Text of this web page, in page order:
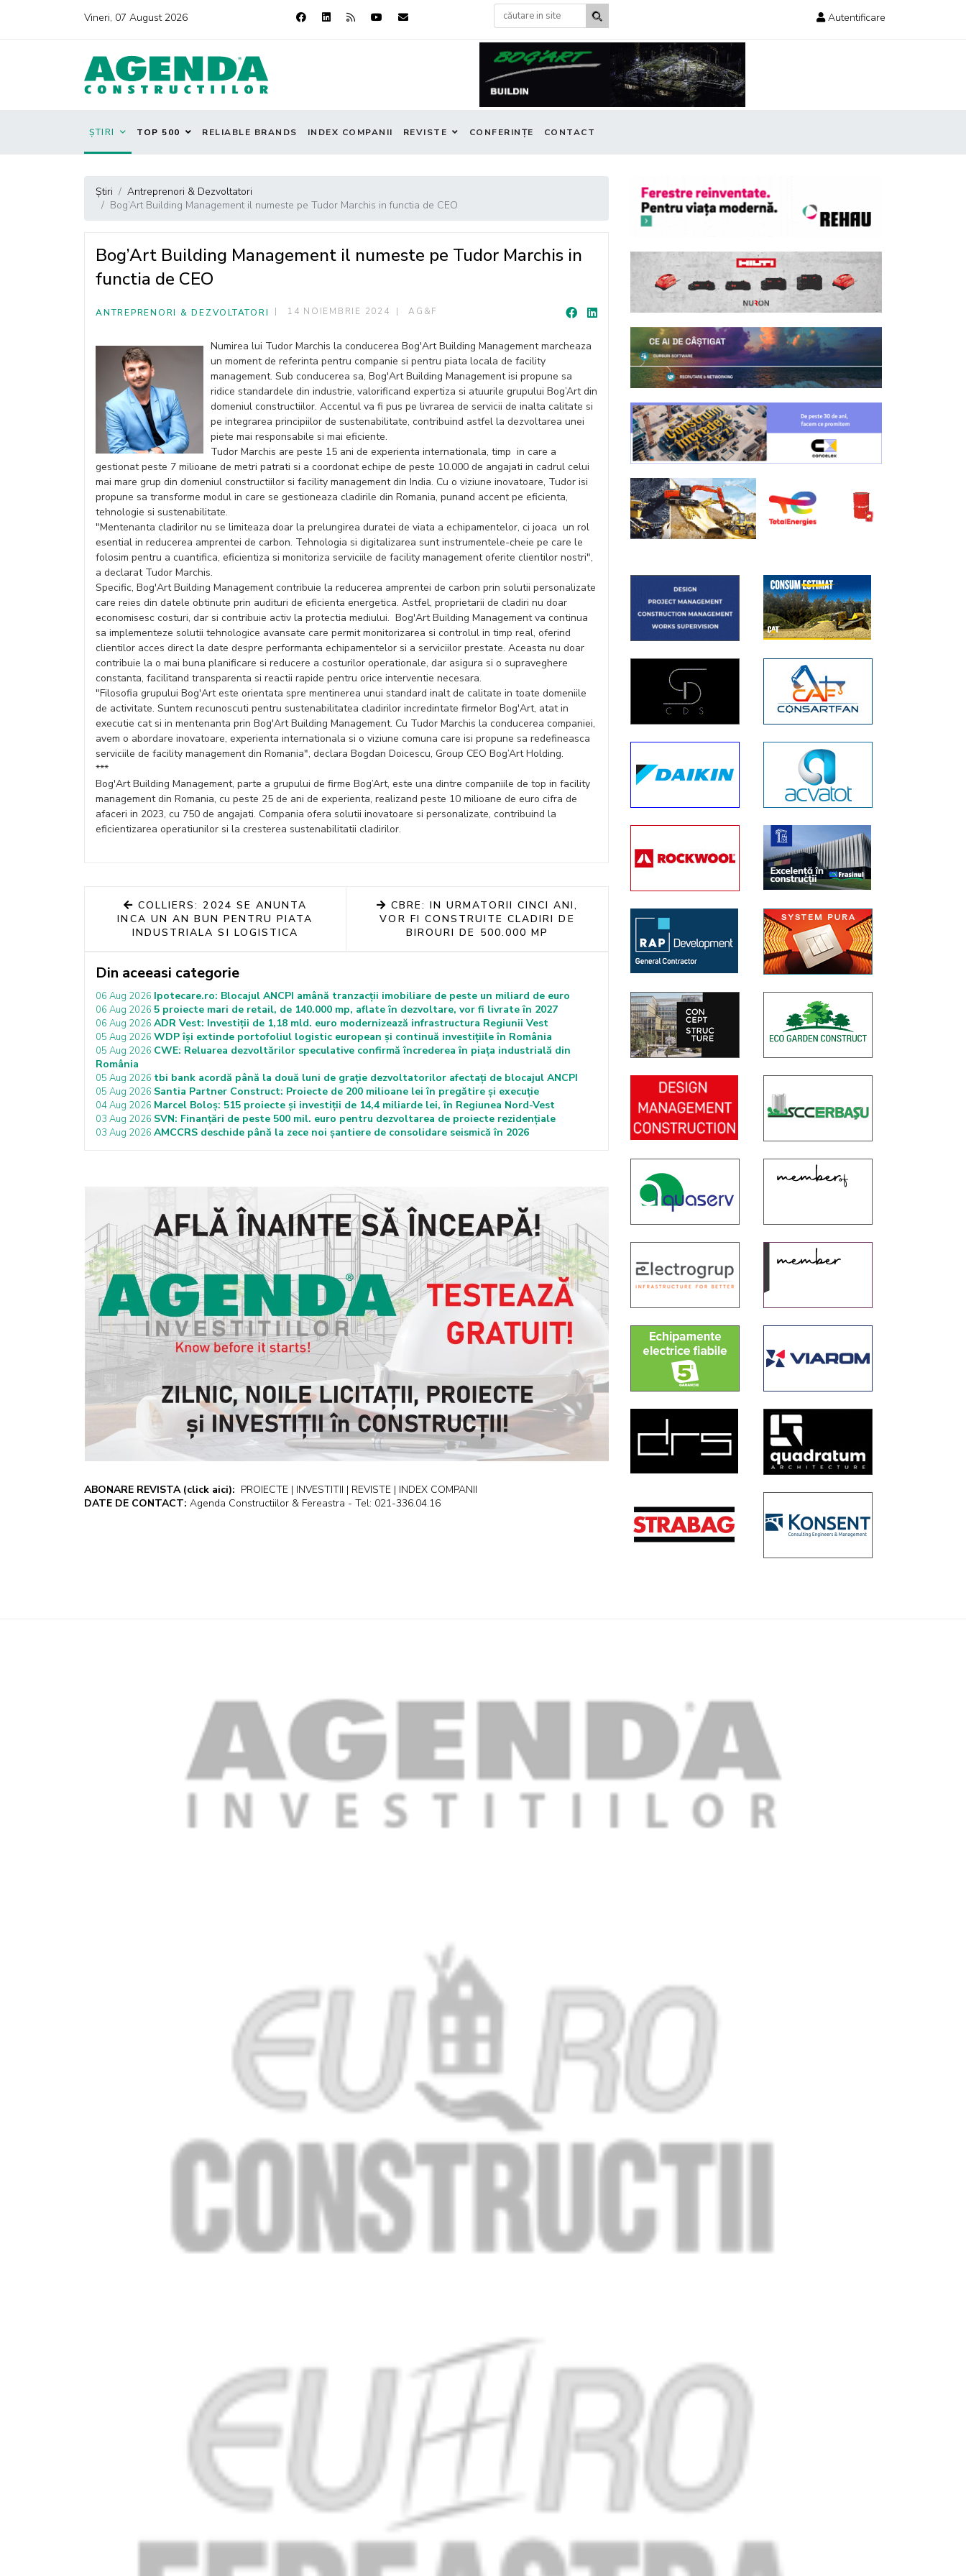
Vineri, 07 August 2026 Autentificare
ȘTIRI TOP 500 RELIABLE BRANDS INDEX COMPANII REVISTE CONFERINȚE CONTACT
Știri
Antreprenori & Dezvoltatori
Bog’Art Building Management il numeste pe Tudor Marchis in functia de CEO
Bog’Art Building Management il numeste pe Tudor Marchis in
functia de CEO
ANTREPRENORI & DEZVOLTATORI 14 NOIEMBRIE 2024 AG&F
Numirea lui Tudor Marchis la conducerea Bog'Art Building Management marcheaza
un moment de referinta pentru companie si pentru piata locala de facility
management. Sub conducerea sa, Bog'Art Building Management isi propune sa
ridice standardele din industrie, valorificand expertiza si atuurile grupului Bog’Art din
domeniul constructiilor. Accentul va fi pus pe livrarea de servicii de inalta calitate si
pe integrarea principiilor de sustenabilitate, contribuind astfel la dezvoltarea unei
piete mai responsabile si mai eficiente.
Tudor Marchis are peste 15 ani de experienta internationala, timp in care a
gestionat peste 7 milioane de metri patrati si a coordonat echipe de peste 10.000 de angajati in cadrul celui
mai mare grup din domeniul constructiilor si facility management din India. Cu o viziune inovatoare, Tudor isi
propune sa transforme modul in care se gestioneaza cladirile din Romania, punand accent pe eficienta,
tehnologie si sustenabilitate.
"Mentenanta cladirilor nu se limiteaza doar la prelungirea duratei de viata a echipamentelor, ci joaca un rol
esential in reducerea amprentei de carbon. Tehnologia si digitalizarea sunt instrumentele-cheie pe care le
folosim pentru a cuantifica, eficientiza si monitoriza serviciile de facility management oferite clientilor nostri",
a declarat Tudor Marchis.
Specific, Bog'Art Building Management contribuie la reducerea amprentei de carbon prin solutii personalizate
care reies din datele obtinute prin audituri de eficienta energetica. Astfel, proprietarii de cladiri nu doar
economisesc costuri, dar si contribuie activ la protectia mediului. Bog'Art Building Management va continua
sa implementeze solutii tehnologice avansate care permit monitorizarea si controlul in timp real, oferind
clientilor acces direct la date despre performanta echipamentelor si a serviciilor prestate. Aceasta nu doar
contribuie la o mai buna planificare si reducere a costurilor operationale, dar asigura si o supraveghere
constanta, facilitand transparenta si reactii rapide pentru orice interventie necesara.
"Filosofia grupului Bog'Art este orientata spre mentinerea unui standard inalt de calitate in toate domeniile
de activitate. Suntem recunoscuti pentru sustenabilitatea cladirilor incredintate firmelor Bog'Art, atat in
executie cat si in mentenanta prin Bog'Art Building Management. Cu Tudor Marchis la conducerea companiei,
avem o abordare inovatoare, experienta internationala si o viziune comuna care isi propune sa redefineasca
serviciile de facility management din Romania", declara Bogdan Doicescu, Group CEO Bog’Art Holding.
***
Bog'Art Building Management, parte a grupului de firme Bog’Art, este una dintre companiile de top in facility
management din Romania, cu peste 25 de ani de experienta, realizand peste 10 milioane de euro cifra de
afaceri in 2023, cu 750 de angajati. Compania ofera solutii inovatoare si personalizate, contribuind la
eficientizarea operatiunilor si la cresterea sustenabilitatii cladirilor.
COLLIERS: 2024 SE ANUNTA
INCA UN AN BUN PENTRU PIATA
INDUSTRIALA SI LOGISTICA
CBRE: IN URMATORII CINCI ANI,
VOR FI CONSTRUITE CLADIRI DE
BIROURI DE 500.000 MP
Din aceeasi categorie
06 Aug 2026 Ipotecare.ro: Blocajul ANCPI amână tranzacții imobiliare de peste un miliard de euro
06 Aug 2026 5 proiecte mari de retail, de 140.000 mp, aflate în dezvoltare, vor fi livrate în 2027
06 Aug 2026 ADR Vest: Investiții de 1,18 mld. euro modernizează infrastructura Regiunii Vest
05 Aug 2026 WDP își extinde portofoliul logistic european și continuă investițiile în România
05 Aug 2026 CWE: Reluarea dezvoltărilor speculative confirmă încrederea în piața industrială din
România
05 Aug 2026 tbi bank acordă până la două luni de grație dezvoltatorilor afectați de blocajul ANCPI
05 Aug 2026 Santia Partner Construct: Proiecte de 200 milioane lei în pregătire și execuție
04 Aug 2026 Marcel Boloș: 515 proiecte și investiții de 14,4 miliarde lei, în Regiunea Nord-Vest
03 Aug 2026 SVN: Finanțări de peste 500 mil. euro pentru dezvoltarea de proiecte rezidențiale
03 Aug 2026 AMCCRS deschide până la zece noi șantiere de consolidare seismică în 2026
ABONARE REVISTA (click aici): PROIECTE | INVESTITII | REVISTE | INDEX COMPANII
DATE DE CONTACT: Agenda Constructiilor & Fereastra - Tel: 021-336.04.16